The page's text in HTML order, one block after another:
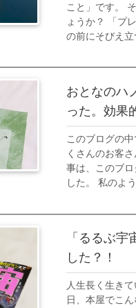
こと」です。
ょうか？ 「プ
の前にそびえ
冒頭の写真を
している約25
おとなのハ
った。効果
このブログの
くさんのお客
事は、このブ
した。 私のよ
ると感じてい
は、そんなピ
「るるぶ
した？！
人生長く生き
日、本屋でこ